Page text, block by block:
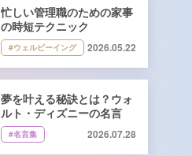
忙しい管理職のための家事
の時短テクニック
#ウェルビーイング 2026.05.22
夢を叶える秘訣とは？ウォ
ルト・ディズニーの名言
#名言集 2026.07.28